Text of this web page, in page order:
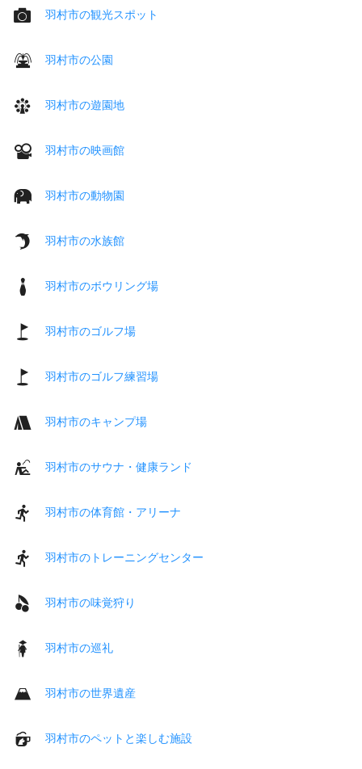
羽村市の観光スポット
羽村市の公園
羽村市の遊園地
羽村市の映画館
羽村市の動物園
羽村市の水族館
羽村市のボウリング場
羽村市のゴルフ場
羽村市のゴルフ練習場
羽村市のキャンプ場
羽村市のサウナ・健康ランド
羽村市の体育館・アリーナ
羽村市のトレーニングセンター
羽村市の味覚狩り
羽村市の巡礼
羽村市の世界遺産
羽村市のペットと楽しむ施設